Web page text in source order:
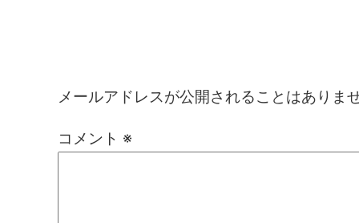
メールアドレスが公開されることはありま
コメント ※